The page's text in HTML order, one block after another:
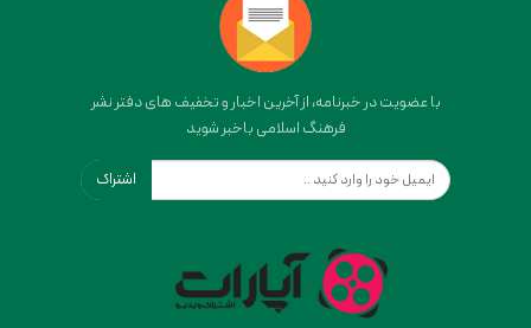
با عضویت در خبرنامه، از آخرین اخبار و تخفیف های دفتر نشر
فرهنگ اسلامی باخبر شوید
اشتراک